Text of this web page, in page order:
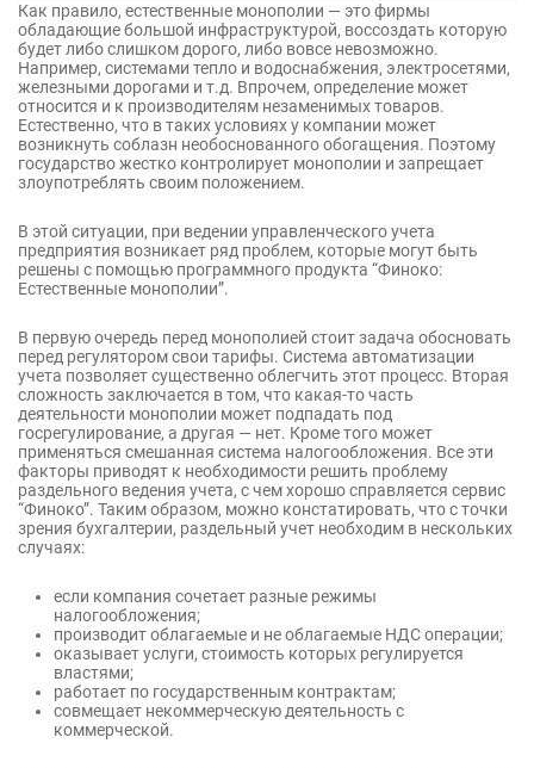
Как правило, естественные монополии — это фирмы
обладающие большой инфраструктурой, воссоздать которую
будет либо слишком дорого, либо вовсе невозможно.
Например, системами тепло и водоснабжения, электросетями,
железными дорогами и т.д. Впрочем, определение может
относится и к производителям незаменимых товаров.
Естественно, что в таких условиях у компании может
возникнуть соблазн необоснованного обогащения. Поэтому
государство жестко контролирует монополии и запрещает
злоупотреблять своим положением.
В этой ситуации, при ведении управленческого учета
предприятия возникает ряд проблем, которые могут быть
решены с помощью программного продукта “Финоко:
Естественные монополии”.
В первую очередь перед монополией стоит задача обосновать
перед регулятором свои тарифы. Система автоматизации
учета позволяет существенно облегчить этот процесс. Вторая
сложность заключается в том, что какая-то часть
деятельности монополии может подпадать под
госрегулирование, а другая — нет. Кроме того может
применяться смешанная система налогообложения. Все эти
факторы приводят к необходимости решить проблему
раздельного ведения учета, с чем хорошо справляется сервис
“Финоко”. Таким образом, можно констатировать, что с точки
зрения бухгалтерии, раздельный учет необходим в нескольких
случаях:
если компания сочетает разные режимы
налогообложения;
производит облагаемые и не облагаемые НДС операции;
оказывает услуги, стоимость которых регулируется
властями;
работает по государственным контрактам;
совмещает некоммерческую деятельность с
коммерческой.